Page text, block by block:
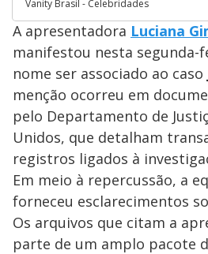
Vanity Brasil - Celebridades
A apresentadora Luciana
manifestou nesta segunda-
nome ser associado ao caso
menção ocorreu em
pelo Departamento de
Unidos, que detalham
registros ligados à
Em meio à repercussão, a
forneceu esclarecimentos
Os arquivos que citam a
parte de um amplo pacote